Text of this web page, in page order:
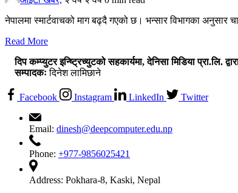
नेपालमा स्मार्टवाचको माग बढ्दै गएको छ। भन्सार विभागका
Read More
दिप कम्प्युटर इन्ष्ट्रिच्युटको सहकार्यमा, देनिसा मिडिया प्रा.लि.
सम्पादकःदिनेश लामिछाने
Facebook Instagram LinkedIn Twitter
Email: dinesh@deepcomputer.edu.np
Phone: +977-9856025421
Address: Pokhara-8, Kaski, Nepal